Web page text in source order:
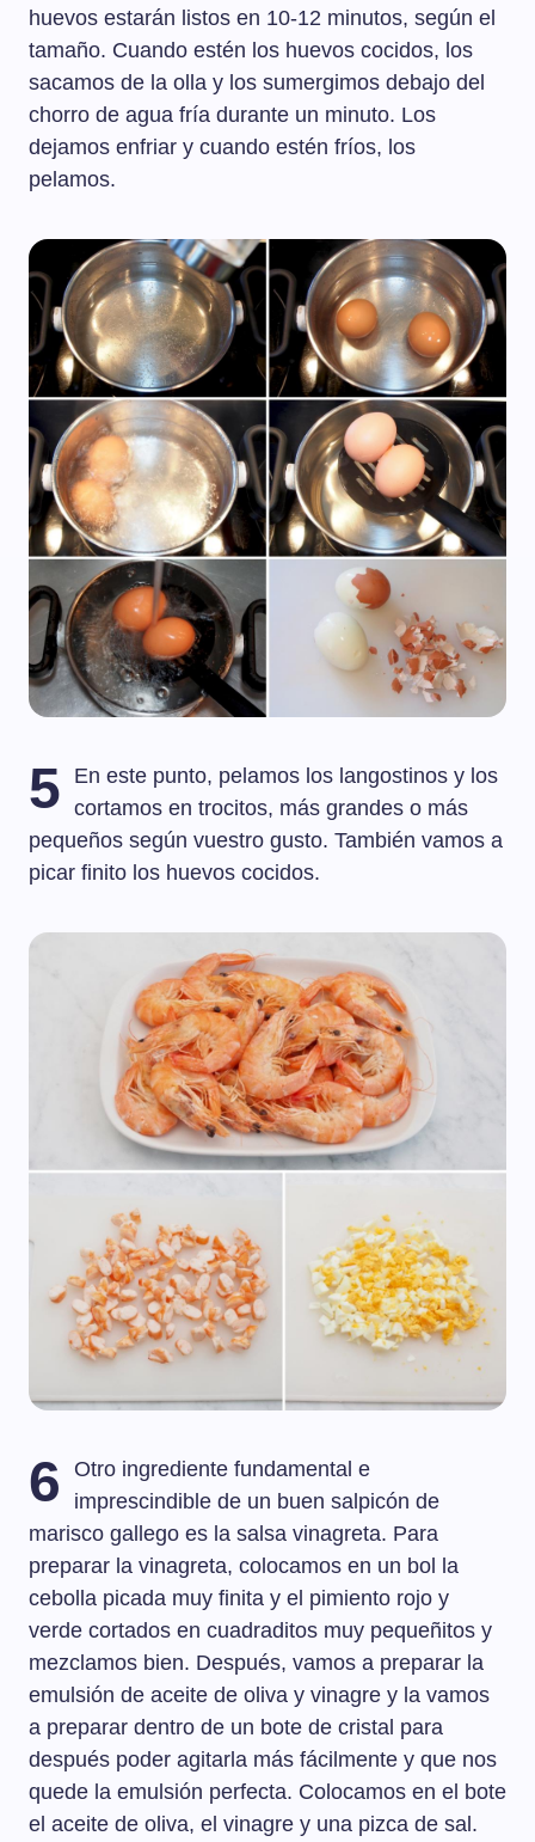
huevos estarán listos en 10-12 minutos, según el
tamaño. Cuando estén los huevos cocidos, los
sacamos de la olla y los sumergimos debajo del
chorro de agua fría durante un minuto. Los
dejamos enfriar y cuando estén fríos, los
pelamos.
5
En este punto, pelamos los langostinos y los
cortamos en trocitos, más grandes o más
pequeños según vuestro gusto. También vamos a
picar finito los huevos cocidos.
6
Otro ingrediente fundamental e
imprescindible de un buen salpicón de
marisco gallego es la salsa vinagreta. Para
preparar la vinagreta, colocamos en un bol la
cebolla picada muy finita y el pimiento rojo y
verde cortados en cuadraditos muy pequeñitos y
mezclamos bien. Después, vamos a preparar la
emulsión de aceite de oliva y vinagre y la vamos
a preparar dentro de un bote de cristal para
después poder agitarla más fácilmente y que nos
quede la emulsión perfecta. Colocamos en el bote
el aceite de oliva, el vinagre y una pizca de sal.